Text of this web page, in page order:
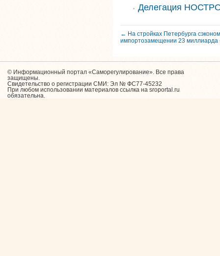
Делегация
← На стройках Петербурга
импортозамещении 23 миллиарда
© Информационный портал «Саморегулирование». Все права
защищены.
Свидетельство о регистрации СМИ: Эл № ФС77-45232
При любом использовании материалов ссылка на sroportal.ru
обязательна.